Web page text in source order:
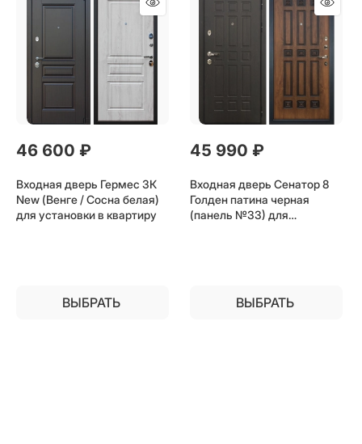
46 600 ₽
Входная дверь Гермес 3К
New (Венге / Сосна белая)
для установки в квартиру
ВЫБРАТЬ
45 990 ₽
Входная дверь Сенатор 8
Голден патина черная
(панель №33) для
ВЫБРАТЬ